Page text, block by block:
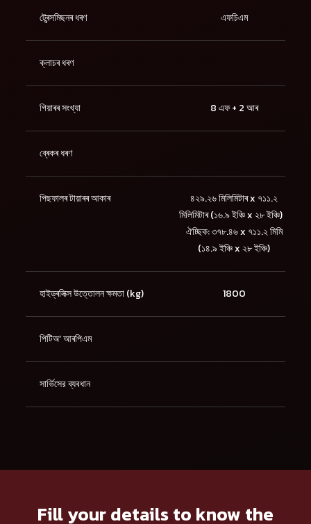
ট্ৰেন্সমিছনৰ ধৰণ এফচিএম
ক্লাচৰ ধৰণ
গিয়াৰৰ সংখ্যা 8 এফ + 2 আৰ
ব্ৰেকৰ ধৰণ
পিছফালৰ টায়াৰৰ আকাৰ
৪২৯.২৬ মিলিমিটাৰ x ৭১১.২
মিলিমিটাৰ (১৬.৯ ইঞ্চি x ২৮ ইঞ্চি)।
ঐচ্ছিক: ৩৭৮.৪৬ x ৭১১.২ মিমি
(১৪.৯ ইঞ্চি x ২৮ ইঞ্চি)
হাইড্ৰলিক্স উত্তোলন ক্ষমতা (kg) 1800
পিটিঅ’ আৰপিএম
সার্ভিসের ব্যবধান
Fill your details to know the